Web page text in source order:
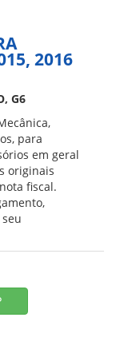
2016
G6
para
em geral
originais
fiscal.